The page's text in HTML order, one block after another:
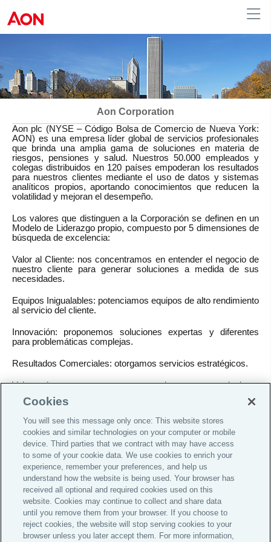
Aon Corporation
Aon plc (NYSE – Código Bolsa de Comercio de Nueva York:
AON) es una empresa líder global de servicios profesionales
que brinda una amplia gama de soluciones en materia de
riesgos, pensiones y salud. Nuestros 50.000 empleados y
colegas distribuidos en 120 países empoderan los resultados
para nuestros clientes mediante el uso de datos y sistemas
analíticos propios, aportando conocimientos que reducen la
volatilidad y mejoran el desempeño.
Los valores que distinguen a la Corporación se definen en un
Modelo de Liderazgo propio, compuesto por 5 dimensiones de
búsqueda de excelencia:
Valor al Cliente: nos concentramos en entender el negocio de
nuestro cliente para generar soluciones a medida de sus
necesidades.
Equipos Inigualables: potenciamos equipos de alto rendimiento
al servicio del cliente.
Innovación: proponemos soluciones expertas y diferentes
para problemáticas complejas.
Resultados Comerciales: otorgamos servicios estratégicos.
Valores:honramos nuestros compromisos, y nos conducimos
éticamente.
Global Home
Carreras
Información para Inversores
Legal
Políticas de Privacidad
Cookie Notice
Cookies
You will see this message only once: This website stores
cookies and similar technologies on your computer or mobile
device. Third parties that we contract with may have access
to some of your cookie data. We use cookies to enrich your
experience, remember your preferences, and help us
understand how the website is being used. Your browser has
received all optional and required cookies used on this
website. Cookies may continue to collect and share data
until you remove them from your browser. If you choose to
reject cookies, the website will stop serving cookies to your
browser unless you later accept them. For more information,